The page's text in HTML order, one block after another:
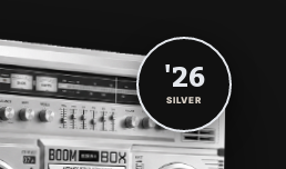
'26
SILVER